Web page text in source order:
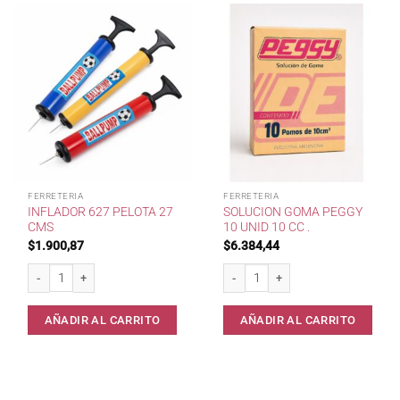
FERRETERIA
INFLADOR 627 PELOTA 27
CMS
$1.900,87
Inflador 627 Pelota 27 cms cantidad
AÑADIR AL CARRITO
FERRETERIA
SOLUCION GOMA PEGGY
10 UNID 10 CC .
$6.384,44
Solucion Goma Peggy 10 unid 10 cc
AÑADIR AL CARRITO